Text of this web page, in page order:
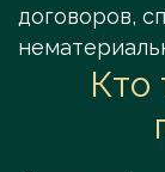
договоров,
Кто